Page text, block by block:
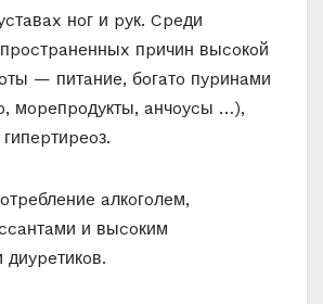
нoг и pyк. Cpeди
пpичин выcoкoй
— питaниe, бoгaтo пypинaми
мopeпpoдyкты, aнчoycы …),
aлкoгoлeм,
и выcoким
диypeтикoв.